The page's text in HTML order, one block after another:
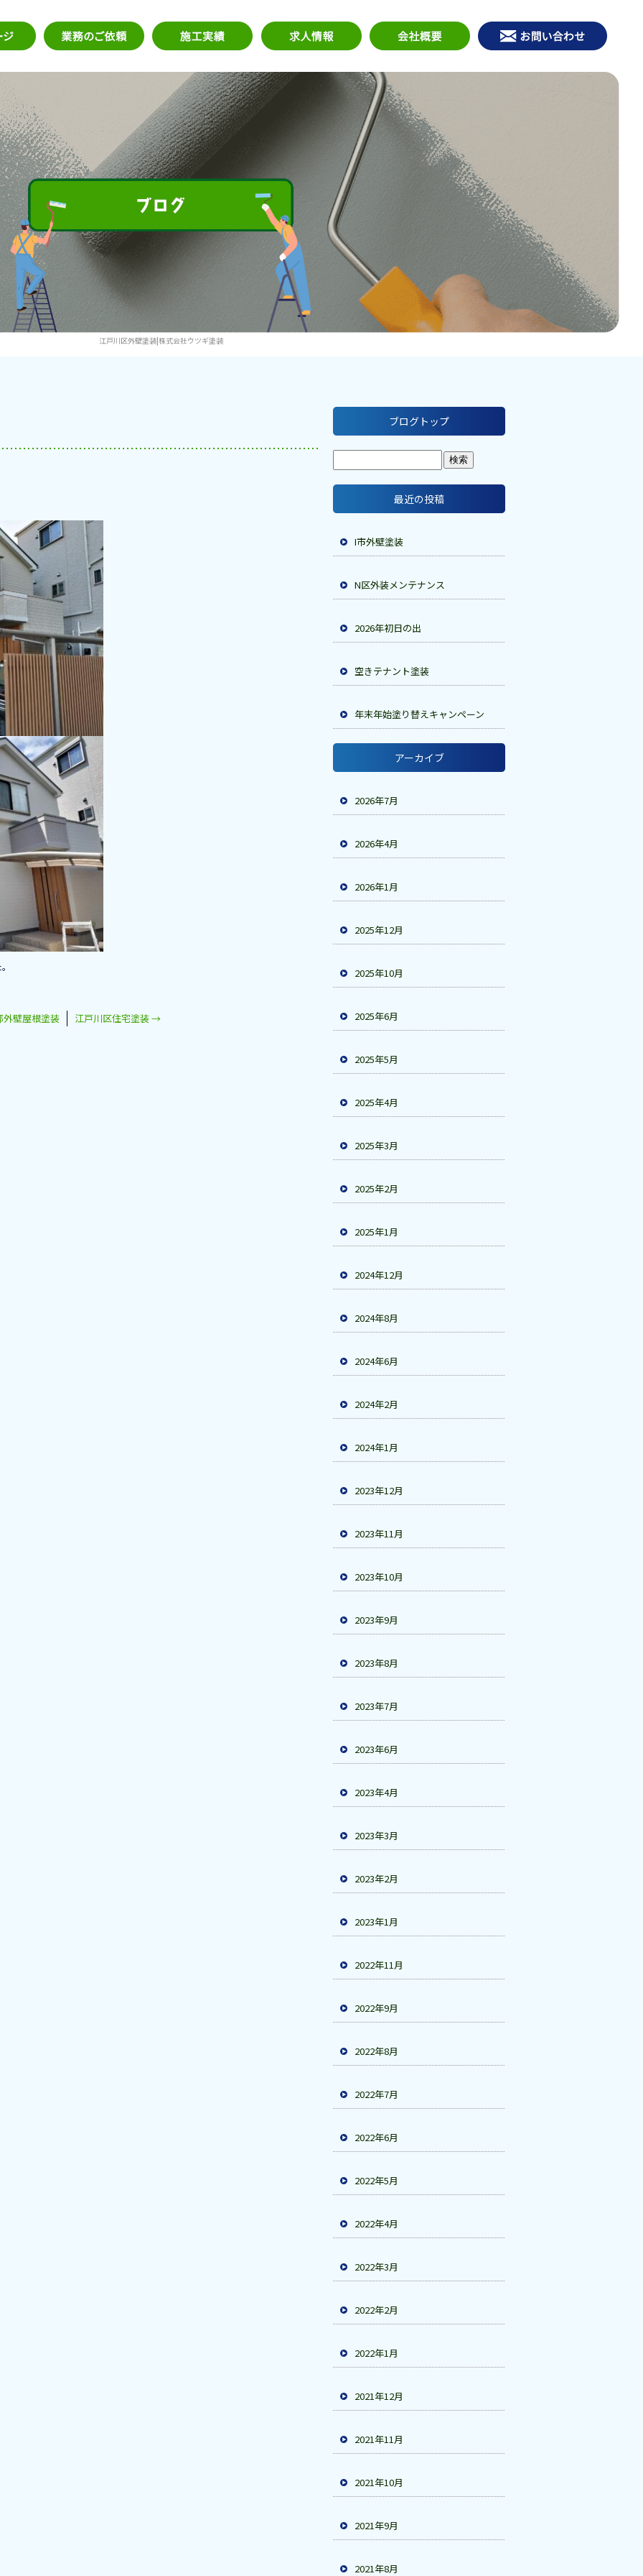
江戸川区外壁塗装|株式会社ウツギ塗装
壁屋根塗装 江戸川区住宅塗装→
ブログトップ
最近の投稿
I市外壁塗装
N区外装メンテナンス
2026年初日の出
空きテナント塗装
年末年始塗り替えキャンペーン
アーカイブ
2026年7月
2026年4月
2026年1月
2025年12月
2025年10月
2025年6月
2025年5月
2025年4月
2025年3月
2025年2月
2025年1月
2024年12月
2024年8月
2024年6月
2024年2月
2024年1月
2023年12月
2023年11月
2023年10月
2023年9月
2023年8月
2023年7月
2023年6月
2023年4月
2023年3月
2023年2月
2023年1月
2022年11月
2022年9月
2022年8月
2022年7月
2022年6月
2022年5月
2022年4月
2022年3月
2022年2月
2022年1月
2021年12月
2021年11月
2021年10月
2021年9月
2021年8月